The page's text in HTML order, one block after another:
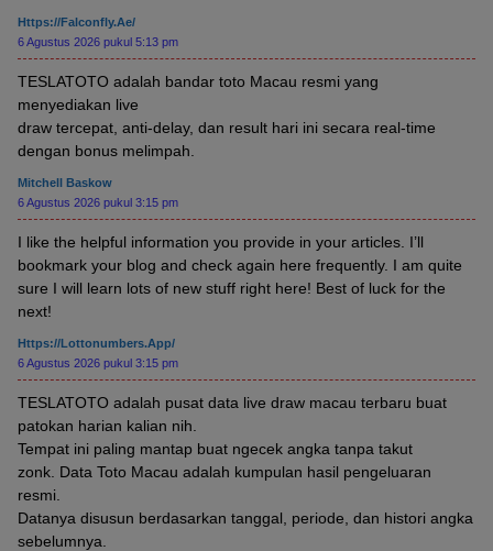
Https://falconfly.ae/
6 Agustus 2026 pukul 5:13 pm
TESLATOTO adalah bandar toto Macau resmi yang
menyediakan live
draw tercepat, anti-delay, dan result hari ini secara real-time
dengan bonus melimpah.
Mitchell Baskow
6 Agustus 2026 pukul 3:15 pm
I like the helpful information you provide in your articles. I’ll
bookmark your blog and check again here frequently. I am quite
sure I will learn lots of new stuff right here! Best of luck for the
next!
Https://lottonumbers.app/
6 Agustus 2026 pukul 3:15 pm
TESLATOTO adalah pusat data live draw macau terbaru buat
patokan harian kalian nih.
Tempat ini paling mantap buat ngecek angka tanpa takut
zonk. Data Toto Macau adalah kumpulan hasil pengeluaran
resmi.
Datanya disusun berdasarkan tanggal, periode, dan histori angka
sebelumnya.